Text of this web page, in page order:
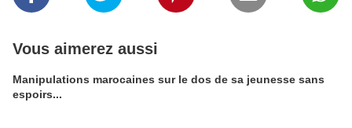
Vous aimerez aussi
Manipulations marocaines sur le dos de sa jeunesse sans
espoirs...